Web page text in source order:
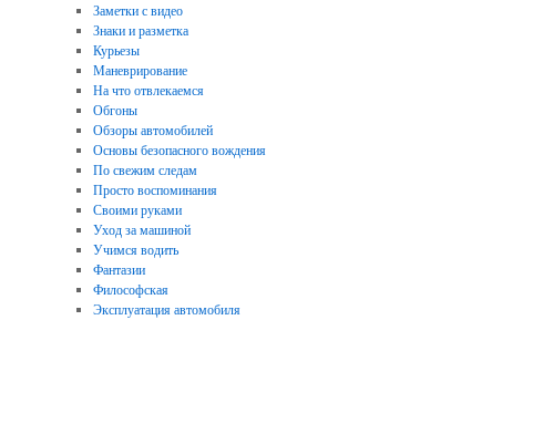
Заметки с видео
Знаки и разметка
Курьезы
Маневрирование
На что отвлекаемся
Обгоны
Обзоры автомобилей
Основы безопасного вождения
По свежим следам
Просто воспоминания
Своими руками
Уход за машиной
Учимся водить
Фантазии
Философская
Эксплуатация автомобиля